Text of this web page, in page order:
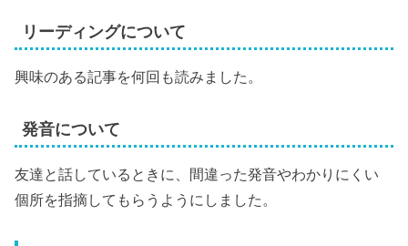
リーディングについて
興味のある記事を何回も読みました。
発音について
友達と話しているときに、間違った発音やわかりにくい
個所を指摘してもらうようにしました。